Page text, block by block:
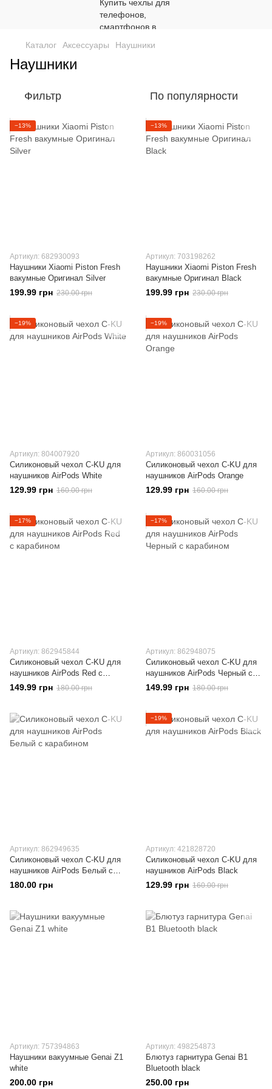
Каталог Аксессуары Наушники
Наушники
Фильтр По популярности
−13%
Артикул: 682930093
Наушники Xiaomi Piston Fresh
вакумные Оригинал Silver
199.99 грн 230.00 грн
−13%
Артикул: 703198262
Наушники Xiaomi Piston Fresh
вакумные Оригинал Black
199.99 грн 230.00 грн
−19%
Артикул: 804007920
Силиконовый чехол C-KU для
наушников AirPods White
129.99 грн 160.00 грн
−19%
Артикул: 860031056
Силиконовый чехол C-KU для
наушников AirPods Orange
129.99 грн 160.00 грн
−17%
Артикул: 862945844
Силиконовый чехол C-KU для
наушников AirPods Red с
карабином
149.99 грн 180.00 грн
−17%
Артикул: 862948075
Силиконовый чехол C-KU для
наушников AirPods Черный с
карабином
149.99 грн 180.00 грн
Артикул: 862949635
Силиконовый чехол C-KU для
наушников AirPods Белый с
карабином
180.00 грн
−19%
Артикул: 421828720
Силиконовый чехол C-KU для
наушников AirPods Black
129.99 грн 160.00 грн
Артикул: 757394863
Наушники вакуумные Genai Z1
white
200.00 грн
Артикул: 498254873
Блютуз гарнитура Genai B1
Bluetooth black
250.00 грн